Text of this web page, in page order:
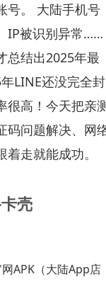
号。 大陆手机号
IP被识别异常……
总结出2025年最
LINE还没完全封
很高！今天把亲
码问题解决、网
走就能成功。
壳
APK（大陆App店